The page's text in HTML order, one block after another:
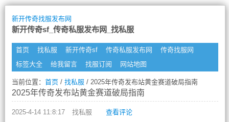
新开传奇找服发布网
新开传奇sf_传奇私服发布网_找私服
首页 找私服 新开传奇sf 传奇私服发布网
传奇找服网
标签大全
给我留言 找服订阅 网站地图
当前位置： 首页/ 找私服 / 2025年传奇发布站黄金赛道破局指南
2025年传奇发布站黄金赛道破局指南
2025-4-14 11:8:17 找私服 查看评论